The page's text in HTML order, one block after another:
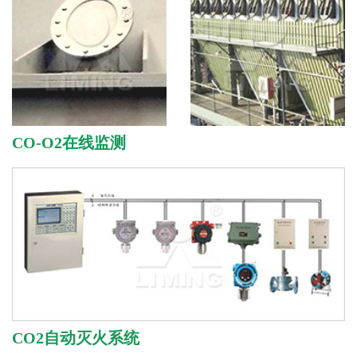
CO-O2在线监测
CO2自动灭火系统